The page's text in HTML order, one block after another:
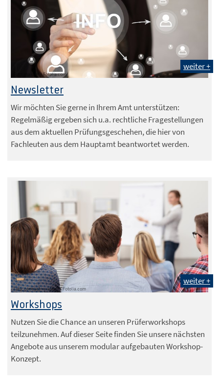
Foto: maxsim / Fotolia.com
weiter +
Newsletter
Wir möchten Sie gerne in Ihrem Amt unterstützen:
Regelmäßig ergeben sich u.a. rechtliche Fragestellungen
aus dem aktuellen Prüfungsgeschehen, die hier von
Fachleuten aus dem Hauptamt beantwortet werden.
Foto: contrastwerkstatt / Fotolia.com
weiter +
Workshops
Nutzen Sie die Chance an unseren Prüferworkshops
teilzunehmen. Auf dieser Seite finden Sie unsere nächsten
Angebote aus unserem modular aufgebauten Workshop-
Konzept.